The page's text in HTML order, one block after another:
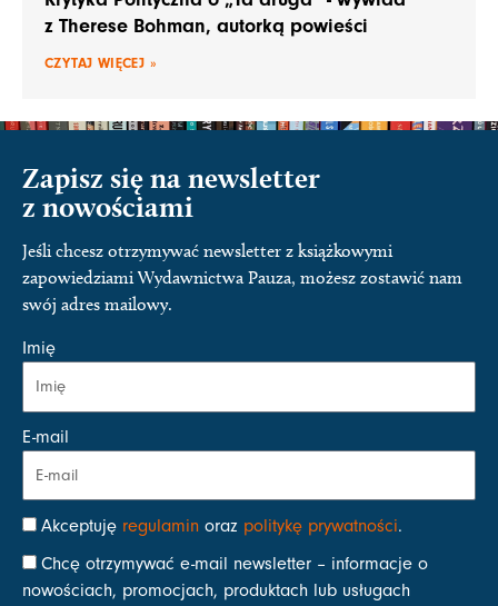
z Therese Bohman, autorką powieści
CZYTAJ WIĘCEJ »
Zapisz się na newsletter
z nowościami
Jeśli chcesz otrzymywać newsletter z książkowymi
zapowiedziami Wydawnictwa Pauza, możesz zostawić nam
swój adres mailowy.
Imię
E-mail
Akceptuję regulamin oraz politykę prywatności.
Chcę otrzymywać e-mail newsletter – informacje o
nowościach, promocjach, produktach lub usługach